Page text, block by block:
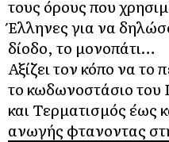
τους όρους που
Έλληνες για να
δίοδο, το μονοπάτι…
Αξίζει τον κόπο να
το κωδωνοστάσιο
και Τερματισμός έως
ανωγής φτανοντας